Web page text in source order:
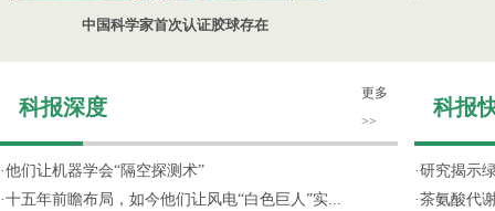
中国科学家首次认证胶球存在
科报深度
更多
>>
·他们让机器学会“隔空探测术”
·十五年前瞻布局，如今他们让风电“白色巨人”实...
科报
·研究揭示
·茶氨酸代